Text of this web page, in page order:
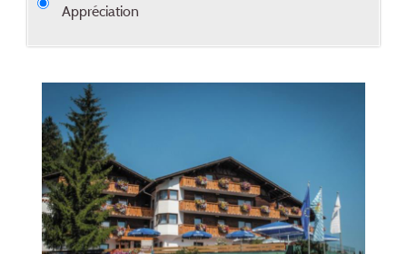
Appréciation